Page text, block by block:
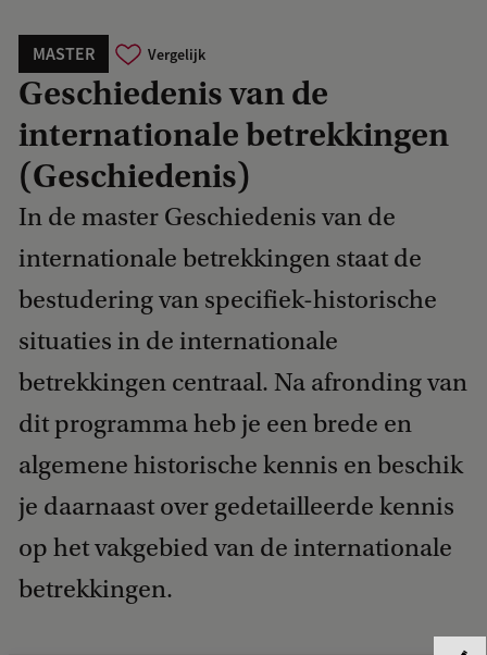
MASTER Vergelijk
Geschiedenis van de
internationale betrekkingen
(Geschiedenis)
In de master Geschiedenis van de
internationale betrekkingen staat de
bestudering van specifiek-historische
situaties in de internationale
betrekkingen centraal. Na afronding van
dit programma heb je een brede en
algemene historische kennis en beschik
je daarnaast over gedetailleerde kennis
op het vakgebied van de internationale
betrekkingen.